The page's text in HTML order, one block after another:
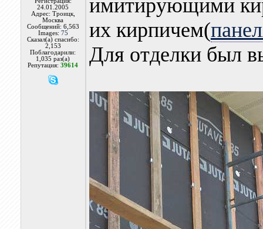
24.01.2005
Адрес: Троицк,
Москва
Сообщений: 6,563
Images: 75
Сказал(а) спасибо:
2,153
Поблагодарили:
1,035 раз(а)
Репутация:39614
имитирующими
их кирпичем(
Для отделки был